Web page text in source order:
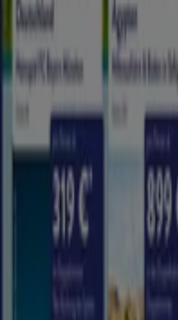
UCI Kinowelt in Berlin
Kinowelt in Düsseldorf
UCI
UCI
Kinowelt in Potsdam
UCI
Kinowelt in Neuss
UCI
Kinowelt in Kaiserslautern
UCI
Tiendeo ist Teil von Shopfully,
das das lokale Einkaufen
Nachrichten und Medien
Mit uns arbeiten